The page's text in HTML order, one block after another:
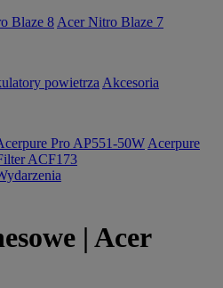
Blaze 8 Acer Nitro Blaze 7
powietrza Akcesoria
Pro AP551-50W Acerpure
ACF173
| Acer